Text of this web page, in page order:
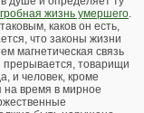
жизнь умершего.
каков он есть,
что законы жизни
магнетическая связь
товарищи
и человек, кроме
на время в мирное